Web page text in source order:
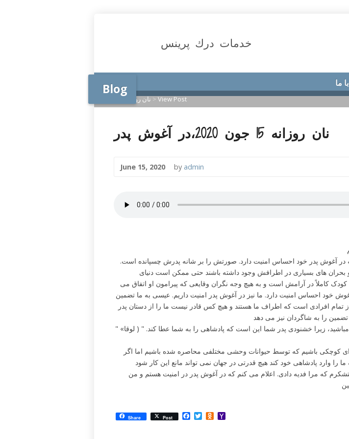
خدمات درك پرينس
ما Blog
>نان روزانه>View Post
نان روزانه 15 جون 2020،در آغوش پدر
June 15, 2020 by admin
در آغوش پدر خود احساس امنیت دارد. صورتش را بر شانه پدرش چسپانده است.
های بسیاری در اطرافش وجود داشته باشند حتی ممکن است دنیای
کودک کاملاً در آرامش است و به هیچ وجه نگران وقایعی که پیرامون او اتفاق می
خود احساس امنیت دارد. ما نیز در آغوش پدر امنیت داریم. عیسی به ما تضمین
از تمام افرادی است که اطراف ما هستند و هیچ کس قادر نیست ما را از دستان پدر
را به شاگردان نیز می دهد
" «ای گلۀ کوچک، ترسان مباشید، زیرا خشنودی پدر شما این است که پادشاهی را به شما عطا کند. " ( لوقا
کوچکی باشیم که توسط حیوانات وحشی مختلفی محاصره شده باشیم اما اگر
را وارد پادشاهی خود کند هیچ قدرتی در جهان نمی تواند مانع این کار شود
که مرا فدیه دادی. اعلام می کنم که در آغوش پدر در امنیت هستم و من
Share Post Facebook
TwitterOdnoklassniki